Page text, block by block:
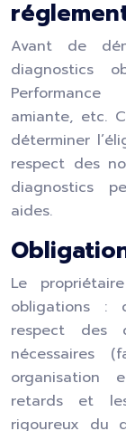
Avant de
diagnostics
amiante, etc.
déterminer
respect des
diagnostics
aides.
Le
obligations :
respect des
nécessaires
organisation
retards et
rigoureux du